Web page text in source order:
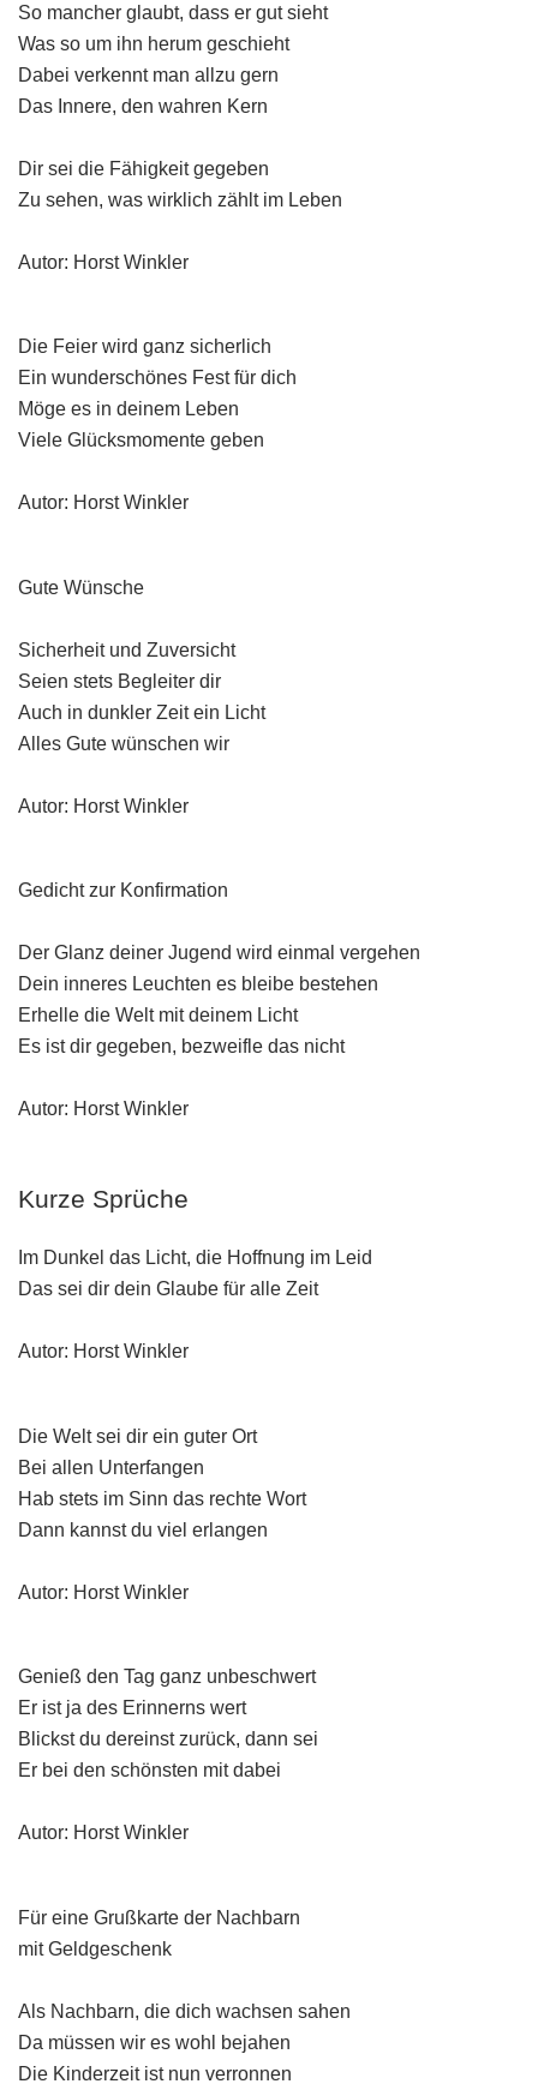
So mancher glaubt, dass er gut sieht
Was so um ihn herum geschieht
Dabei verkennt man allzu gern
Das Innere, den wahren Kern
Dir sei die Fähigkeit gegeben
Zu sehen, was wirklich zählt im Leben
Autor: Horst Winkler
Die Feier wird ganz sicherlich
Ein wunderschönes Fest für dich
Möge es in deinem Leben
Viele Glücksmomente geben
Autor: Horst Winkler
Gute Wünsche
Sicherheit und Zuversicht
Seien stets Begleiter dir
Auch in dunkler Zeit ein Licht
Alles Gute wünschen wir
Autor: Horst Winkler
Gedicht zur Konfirmation
Der Glanz deiner Jugend wird einmal vergehen
Dein inneres Leuchten es bleibe bestehen
Erhelle die Welt mit deinem Licht
Es ist dir gegeben, bezweifle das nicht
Autor: Horst Winkler
Kurze Sprüche
Im Dunkel das Licht, die Hoffnung im Leid
Das sei dir dein Glaube für alle Zeit
Autor: Horst Winkler
Die Welt sei dir ein guter Ort
Bei allen Unterfangen
Hab stets im Sinn das rechte Wort
Dann kannst du viel erlangen
Autor: Horst Winkler
Genieß den Tag ganz unbeschwert
Er ist ja des Erinnerns wert
Blickst du dereinst zurück, dann sei
Er bei den schönsten mit dabei
Autor: Horst Winkler
Für eine Grußkarte der Nachbarn
mit Geldgeschenk
Als Nachbarn, die dich wachsen sahen
Da müssen wir es wohl bejahen
Die Kinderzeit ist nun verronnen